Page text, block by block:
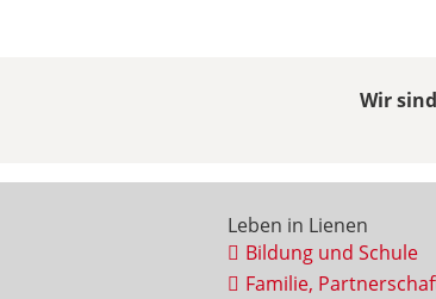
Wir
Leben in Lienen
Bildung und Schule
Familie,